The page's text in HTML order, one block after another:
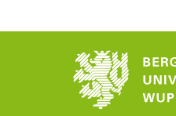
Bergische